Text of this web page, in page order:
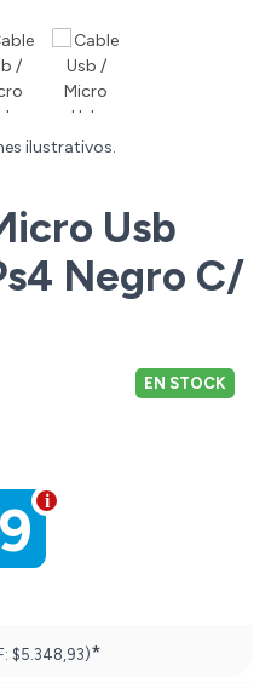
ilustrativos.
Usb
Negro C/
EN STOCK
$5.348,93)*